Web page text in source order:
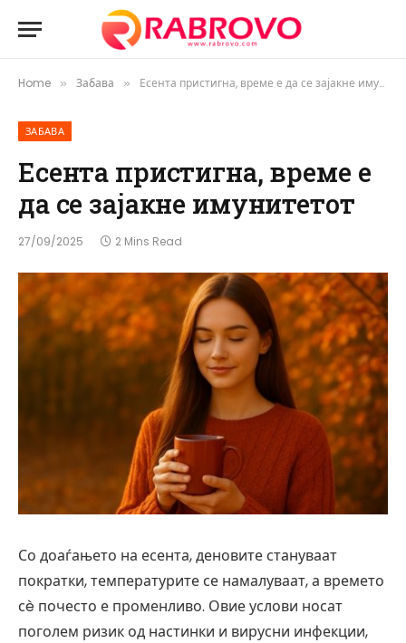
Home » Забава » Есента пристигна, време е да се зајакне имунитетот
ЗАБАВА
Есента пристигна, време е
да се зајакне имунитетот
27/09/2025 2 Mins Read
Со доаѓањето на есента, деновите стануваат
пократки, температурите се намалуваат, а времето
сè почесто е променливо. Овие услови носат
поголем ризик од настинки и вирусни инфекции,